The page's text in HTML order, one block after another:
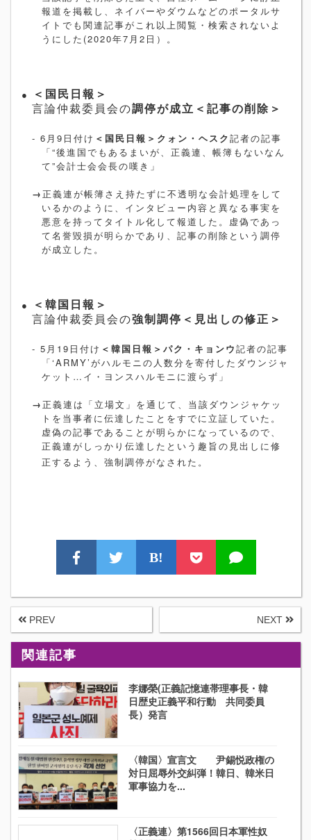
報道を掲載し、ネイバーやダウムなどのポータルサ
イトでも関連記事がこれ以上閲覧・検索されないよ
うにした (2020年7 月2 日）。
●
＜国民日報＞
言論仲裁委員会の調停が成立＜記事の削除＞
- 6 月 9 日付け ＜国民日報＞クォン・ヘスク記者の記事
「“後進国でもあるまいが、正義連、帳簿もないなん
て”会計士会会長の嘆き」
→正義連が帳簿さえ持たずに不透明な会計処理をして
いるかのように、インタビュー内容と異なる事実を
悪意を持ってタイトル化して報道した。虚偽であっ
て名誉毀損が明らかであり、記事の削除という調停
が成立した。
●
＜韓国日報＞
言論仲裁委員会の強制調停＜見出しの修正＞
- 5 月 19 日付け ＜韓国日報＞パク・キョンウ記者の記事
「‘ARMY’がハルモニの人数分を寄付したダウンジャ
ケット…イ・ヨンスハルモニに渡らず」
→正義連は「立場文」を通じて、当該ダウンジャケッ
トを当事者に伝達したことをすでに立証していた。
虚偽の記事であることが明らかになっているので、
正義連がしっかり伝達したという趣旨の見出しに修
正するよう、強制調停がなされた。
B!
PREV NEXT
関連記事
李娜榮(正義記憶連帯理事長・韓
日歴史正義平和行動 共同委員
長）発言
〈韓国〉宣言文 尹錫悦政権の
対日屈辱外交糾弾！韓日、韓米日
軍事協力を...
〈正義連〉第1566回日本軍性奴